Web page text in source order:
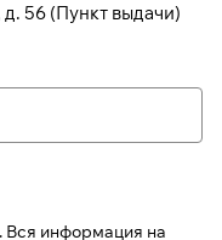
д. 56 (Пункт выдачи)
Вся информация на